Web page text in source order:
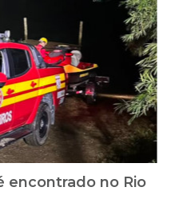
encontrado no Rio